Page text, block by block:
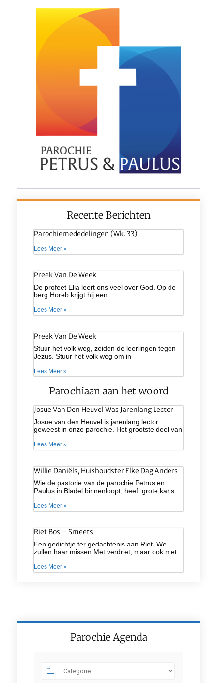
Recente Berichten
Parochiemededelingen (wk. 33)
Lees Meer »
Preek Van De Week
De profeet Elia leert ons veel over God. Op de
berg Horeb krijgt hij een
Lees Meer »
Preek Van De Week
Stuur het volk weg, zeiden de leerlingen tegen
Jezus. Stuur het volk weg om in
Lees Meer »
Parochiaan aan het woord
Josue Van Den Heuvel Was Jarenlang Lector
Josue van den Heuvel is jarenlang lector
geweest in onze parochie. Het grootste deel van
Lees Meer »
Willie Daniëls, Huishoudster Elke Dag Anders
Wie de pastorie van de parochie Petrus en
Paulus in Bladel binnenloopt, heeft grote kans
Lees Meer »
Riet Bos – Smeets
Een gedichtje ter gedachtenis aan Riet. We
zullen haar missen Met verdriet, maar ook met
Lees Meer »
Parochie Agenda